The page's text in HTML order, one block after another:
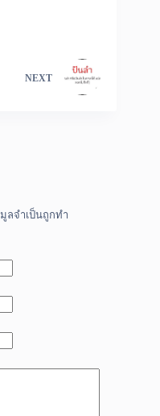
NEXT
ลจำเป็นถูกทำ